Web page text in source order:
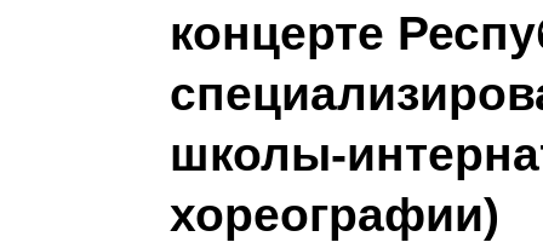
концерте
школы-
хореографии)